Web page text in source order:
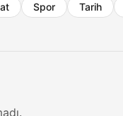
Spor Tarih